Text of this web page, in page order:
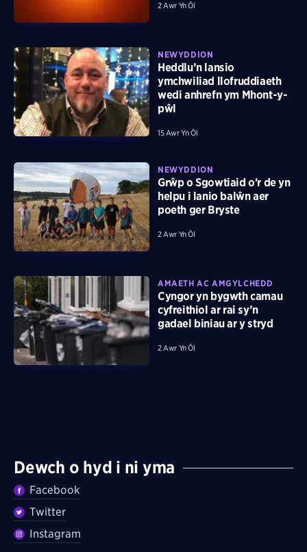
2 Awr Yn Ôl
NEWYDDION
Heddlu’n lansio
ymchwiliad llofruddiaeth
wedi anhrefn ym Mhont-y-
pŵl
15 Awr Yn Ôl
NEWYDDION
Grŵp o Sgowtiaid o'r de yn
helpu i lanio balŵn aer
poeth ger Bryste
2 Awr Yn Ôl
AMAETH AC AMGYLCHEDD
Cyngor yn bygwth camau
cyfreithiol ar rai sy’n
gadael biniau ar y stryd
2 Awr Yn Ôl
Dewch o hyd i ni yma
Facebook
Twitter
Instagram